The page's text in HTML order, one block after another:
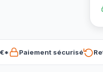
Paiement sécurisé